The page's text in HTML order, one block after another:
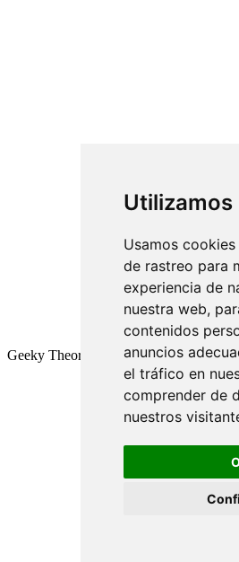
Usamos
de rastreo para
experiencia de
nuestra web,
contenidos
anuncios
el tráfico en
comprender de
nuestros
Geeky Theory © 2026